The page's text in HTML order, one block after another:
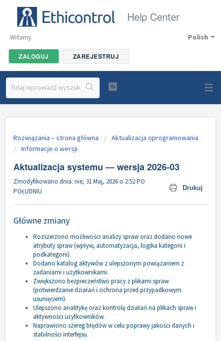
Help Center
Polish
Witamy
ZALOGUJ ZAREJESTRUJ
Rozwiązania – strona główna
Aktualizacja oprogramowania
Informacje o wersji
Aktualizacja systemu — wersja 2026-03
Drukuj
Zmodyfikowano dnia: nie, 31 Maj, 2026 o 2:52 PO
POŁUDNIU
Główne zmiany
Rozszerzono możliwości analizy spraw oraz dodano nowe
atrybuty spraw (wpływ, automatyzacja, logika kategorii i
podkategorii).
Dodano katalog aktywów z ulepszonym powiązaniem z
zadaniami i użytkownikami.
Zwiększono bezpieczeństwo pracy z plikami spraw
(potwierdzanie działań i ochrona przed przypadkowym
usunięciem).
Ulepszono analitykę oraz kontrolę działań na plikach spraw i
aktywności użytkowników.
Naprawiono szereg błędów w celu poprawy jakości danych i
stabilności interfejsu.